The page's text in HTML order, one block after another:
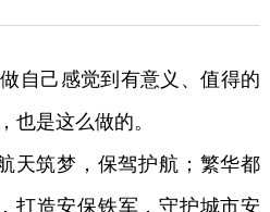
己感觉到有意义、值得的
也是这么做的。
筑梦，保驾护航；繁华都
打造安保铁军，守护城市安